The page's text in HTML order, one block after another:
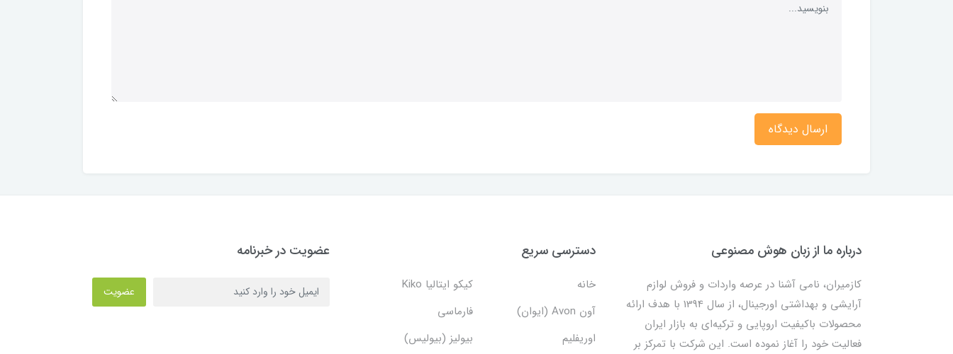
ارسال دیدگاه
درباره ما از زبان هوش مصنوعی
کازمیران، نامی آشنا در عرصه واردات و فروش لوازم
آرایشی و بهداشتی اورجینال، از سال 1394 با هدف ارائه
محصولات باکیفیت اروپایی و ترکیه‌ای به بازار ایران
فعالیت خود را آغاز نموده است. این شرکت با تمرکز بر
دسترسی سریع
خانه
کیکو ایتالیا Kiko
آون Avon (ایوان)
فارماسی
اوریفلیم
بیولیز (بیولیس)
عضویت در خبرنامه
عضویت